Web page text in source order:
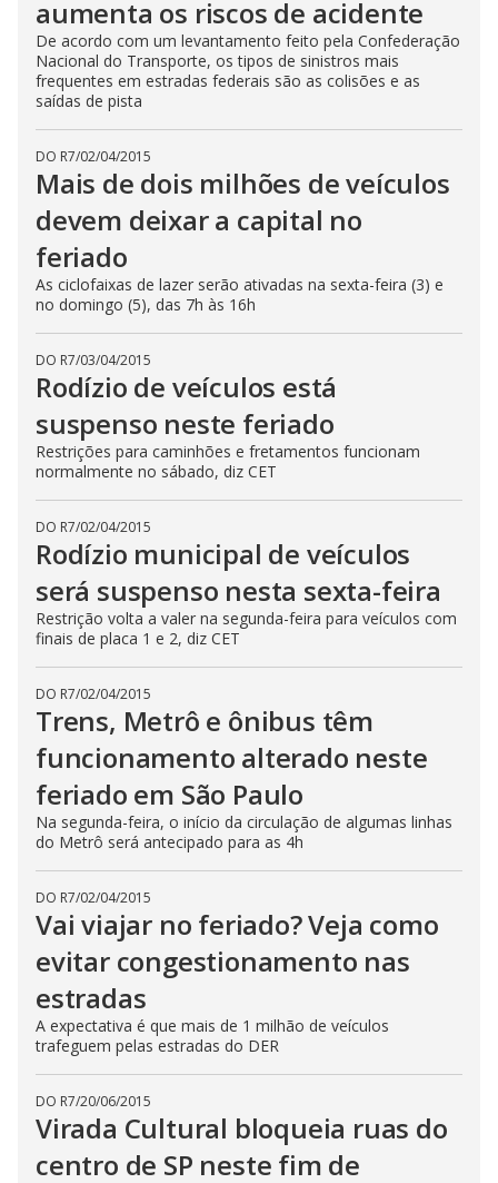
aumenta os riscos de acidente
De acordo com um levantamento feito pela Confederação
Nacional do Transporte, os tipos de sinistros mais
frequentes em estradas federais são as colisões e as
saídas de pista
DO R7/02/04/2015
Mais de dois milhões de veículos
devem deixar a capital no
feriado
As ciclofaixas de lazer serão ativadas na sexta-feira (3) e
no domingo (5), das 7h às 16h
DO R7/03/04/2015
Rodízio de veículos está
suspenso neste feriado
Restrições para caminhões e fretamentos funcionam
normalmente no sábado, diz CET
DO R7/02/04/2015
Rodízio municipal de veículos
será suspenso nesta sexta-feira
Restrição volta a valer na segunda-feira para veículos com
finais de placa 1 e 2, diz CET
DO R7/02/04/2015
Trens, Metrô e ônibus têm
funcionamento alterado neste
feriado em São Paulo
Na segunda-feira, o início da circulação de algumas linhas
do Metrô será antecipado para as 4h
DO R7/02/04/2015
Vai viajar no feriado? Veja como
evitar congestionamento nas
estradas
A expectativa é que mais de 1 milhão de veículos
trafeguem pelas estradas do DER
DO R7/20/06/2015
Virada Cultural bloqueia ruas do
centro de SP neste fim de